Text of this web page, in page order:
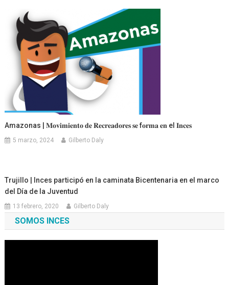
Amazonas | 𝐌𝐨𝐯𝐢𝐦𝐢𝐞𝐧𝐭𝐨 𝐝𝐞 𝐑𝐞𝐜𝐫𝐞𝐚𝐝𝐨𝐫𝐞𝐬 𝐬𝐞 f𝐨𝐫𝐦𝐚 𝐞𝐧 el 𝐈𝐧𝐜𝐞𝐬
5 marzo, 2024 Gilberto Daly
Trujillo | Inces participó en la caminata Bicentenaria en el marco
del Día de la Juventud
13 febrero, 2020 Gilberto Daly
SOMOS INCES